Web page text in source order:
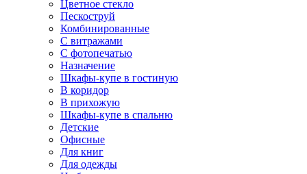
Цветное стекло
Пескоструй
Комбинированные
С витражами
С фотопечатью
Назначение
Шкафы-купе в гостиную
В коридор
В прихожую
Шкафы-купе в спальню
Детские
Офисные
Для книг
Для одежды